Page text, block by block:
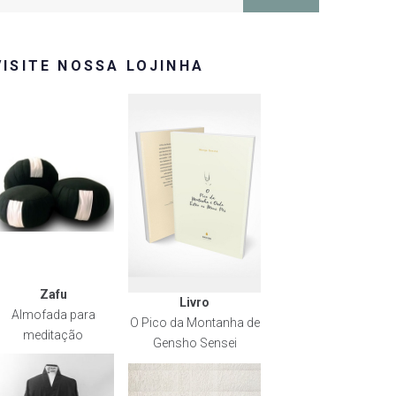
NOSSA LOJINHA
Zafu
Almofada para
meditação
Livro
O Pico da Montanha de
Gensho Sensei